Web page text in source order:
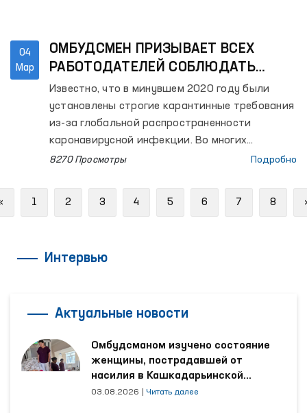
04
Мар
ОМБУДСМЕН ПРИЗЫВАЕТ ВСЕХ
РАБОТОДАТЕЛЕЙ СОБЛЮДАТЬ
ЗАКОН О ТРУДЕ
Известно, что в минувшем 2020 году были
установлены строгие карантинные требования
из-за глобальной распространенности
каронавирусной инфекции. Во многих
организациях и на предприятиях сотрудники
8270 Просмотры Подробно
Previous
1 2 3 4 5 6 7 8
Интервью
Актуальные новости
Омбудсманом изучено состояние
женщины, пострадавшей от
насилия в Кашкадарьинской
области
03.08.2026 Читать далее